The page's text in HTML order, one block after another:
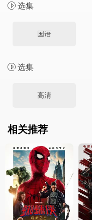
选集
国语
选集
高清
相关推荐